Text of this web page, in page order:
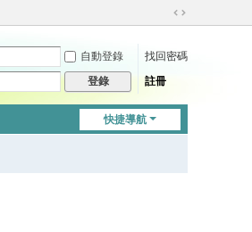
切
到
自動登錄
找回密碼
登錄 註冊
快捷導航